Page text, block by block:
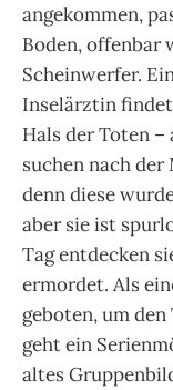
angekommen,
Boden, offenbar
Scheinwerfer.
Inselärztin
Hals der Toten
suchen nach
denn diese
aber sie ist
Tag entdecken
ermordet. Als
geboten, um
geht ein
altes